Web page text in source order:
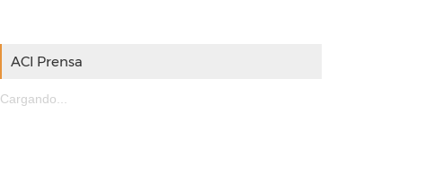
ACI Prensa
Cargando...